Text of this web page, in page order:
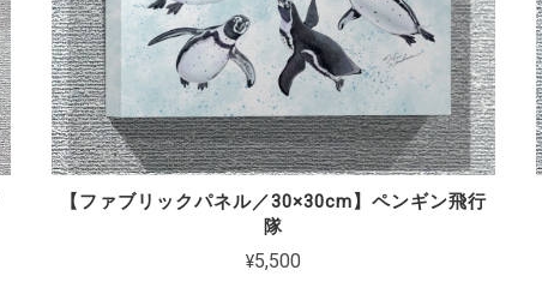
【ファブリックパネル／30×30cm】ペンギン飛行
隊
¥5,500